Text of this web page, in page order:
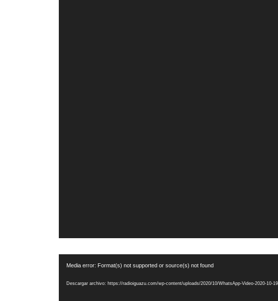
vídeo
Media error: Format(s) not supported or source(s) not found
Descargar archivo: https://radioiguazu.com/wp-content/uploads/2020/10/WhatsApp-Video-2020-10-